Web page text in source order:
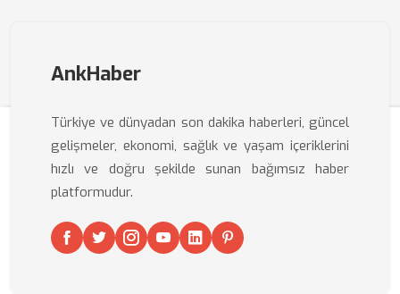
AnkHaber
Türkiye ve dünyadan son dakika haberleri, güncel
gelişmeler, ekonomi, sağlık ve yaşam içeriklerini
hızlı ve doğru şekilde sunan bağımsız haber
platformudur.